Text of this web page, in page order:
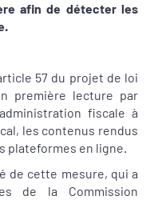
afin de détecter les
57 du projet de loi
première lecture par
fiscale à
les contenus rendus
plateformes en ligne.
de cette mesure, qui a
de la Commission